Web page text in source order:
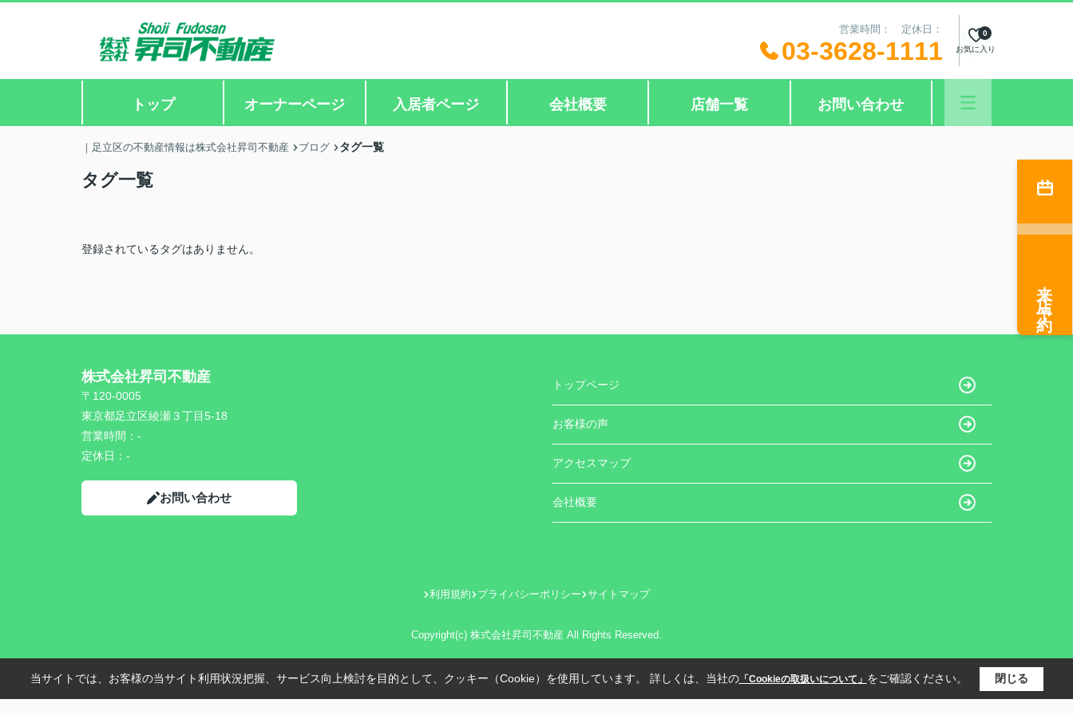
営業時間： 定休日：
03-3628-1111 お気に入り
0
トップ オーナーページ 入居者ページ 会社概要 店舗一覧 お問い合わせ
｜足立区の不動産情報は株式会社昇司不動産 ブログ タグ一覧
タグ一覧
登録されているタグはありません。
来店予約
株式会社昇司不動産
〒120-0005
東京都足立区綾瀬３丁目5-18
営業時間： -
定休日： -
お問い合わせ
トップページ
お客様の声
アクセスマップ
会社概要
利用規約 プライバシーポリシー サイトマップ
Copyright(c) 株式会社昇司不動産 All Rights Reserved.
当サイトでは、お客様の当サイト利用状況把握、サービス向上検討を目的として、クッキー（Cookie）を使用しています。 詳しくは、当社の「Cookieの取扱いについて」 をご確認ください。 閉じる